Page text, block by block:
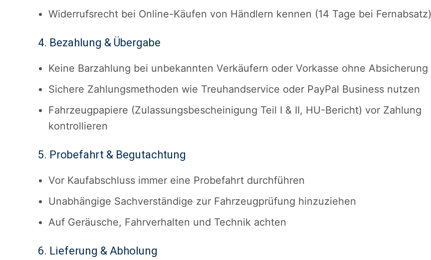
Widerrufsrecht bei Online-Käufen von Händlern kennen (14 Tage bei Fernabsatz)
4. Bezahlung & Übergabe
Keine Barzahlung bei unbekannten Verkäufern oder Vorkasse ohne Absicherung
Sichere Zahlungsmethoden wie Treuhandservice oder PayPal Business nutzen
Fahrzeugpapiere (Zulassungsbescheinigung Teil I & II, HU-Bericht) vor Zahlung
kontrollieren
5. Probefahrt & Begutachtung
Vor Kaufabschluss immer eine Probefahrt durchführen
Unabhängige Sachverständige zur Fahrzeugprüfung hinzuziehen
Auf Geräusche, Fahrverhalten und Technik achten
6. Lieferung & Abholung